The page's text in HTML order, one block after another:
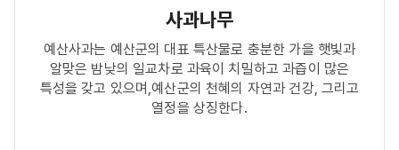
사과나무
예산사과는 예산군의 대표 특산물로 충분한 가을 햇빛과
알맞은 밤낮의 일교차로 과육이 치밀하고 과즙이 많은
특성을 갖고 있으며,예산군의 천혜의 자연과 건강, 그리고
열정을 상징한다.